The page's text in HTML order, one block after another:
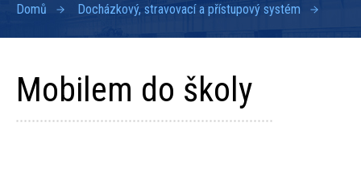
Domů Docházkový, stravovací a přístupový systém
Mobilem do školy